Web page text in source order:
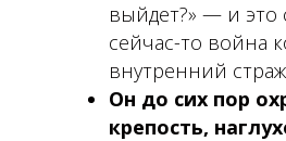
выйдет?» — и это
сейчас-то война
внутренний
Он до сих пор
крепость,